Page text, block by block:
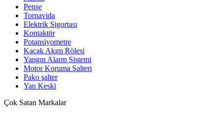
Pense
Tornavida
Elektrik Sigortası
Kontaktör
Potansiyometre
Kaçak Akım Rölesi
Yangın Alarm Sistemi
Motor Koruma Şalteri
Pako şalter
Yan Keski
Çok Satan Markalar